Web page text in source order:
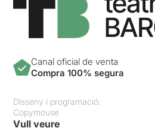
Canal oficial de venta
Compra 100% segura
Disseny i programació:
Copymouse
Vull veure